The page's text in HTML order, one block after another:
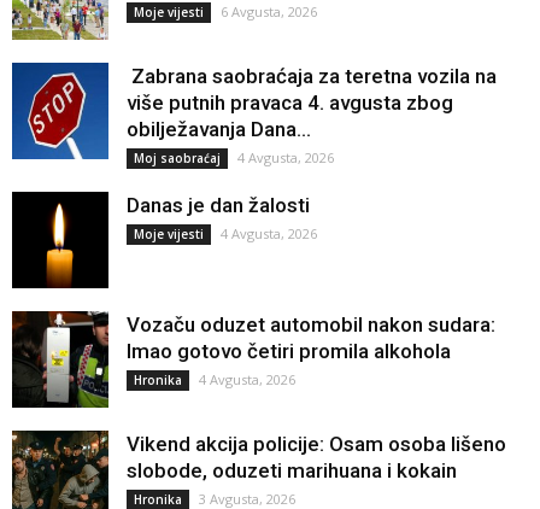
Moje vijesti 6 Avgusta, 2026
Zabrana saobraćaja za teretna vozila na
više putnih pravaca 4. avgusta zbog
obilježavanja Dana...
Moj saobraćaj 4 Avgusta, 2026
Danas je dan žalosti
Moje vijesti 4 Avgusta, 2026
Vozaču oduzet automobil nakon sudara:
Imao gotovo četiri promila alkohola
Hronika 4 Avgusta, 2026
Vikend akcija policije: Osam osoba lišeno
slobode, oduzeti marihuana i kokain
Hronika 3 Avgusta, 2026